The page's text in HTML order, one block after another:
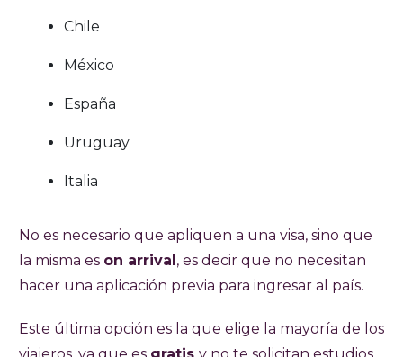
Chile
México
España
Uruguay
Italia
No es necesario que apliquen a una visa, sino que
la misma es on arrival , es decir que no necesitan
hacer una aplicación previa para ingresar al país.
Este última opción es la que elige la mayoría de los